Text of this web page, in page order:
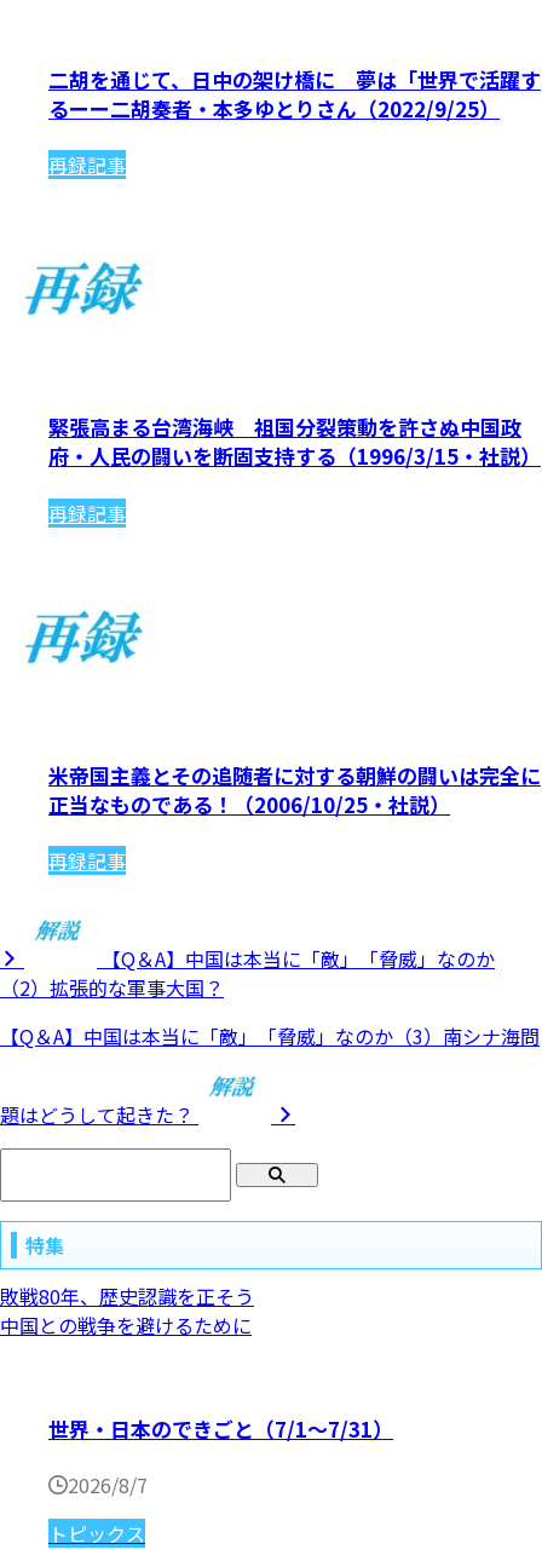
二胡を通じて、日中の架け橋に 夢は「世界で活躍す
るーー二胡奏者・本多ゆとりさん（2022/9/25）
再録記事
緊張高まる台湾海峡 祖国分裂策動を許さぬ中国政
府・人民の闘いを断固支持する（1996/3/15・社説）
再録記事
米帝国主義とその追随者に対する朝鮮の闘いは完全に
正当なものである！（2006/10/25・社説）
再録記事
【Q＆A】中国は本当に「敵」「脅威」なのか
（2）拡張的な軍事大国？
【Q＆A】中国は本当に「敵」「脅威」なのか（3）南シナ海問
題はどうして起きた？
特集
敗戦80年、歴史認識を正そう
中国との戦争を避けるために
世界・日本のできごと（7/1〜7/31）
2026/8/7
トピックス